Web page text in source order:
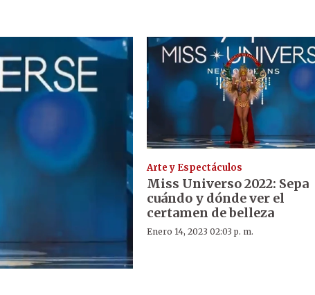
Arte y Espectáculos
Miss Universo 2022: Sepa
cuándo y dónde ver el
certamen de belleza
Enero 14, 2023 02:03 p. m.